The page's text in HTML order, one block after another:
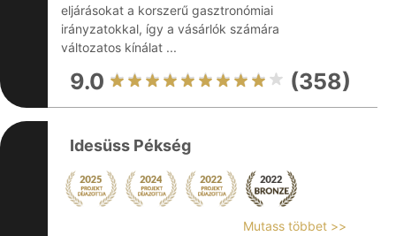
eljárásokat a korszerű gasztronómiai
irányzatokkal, így a vásárlók számára
változatos kínálat ...
9.0 (358)
Idesüss Pékség
Mutass többet >>